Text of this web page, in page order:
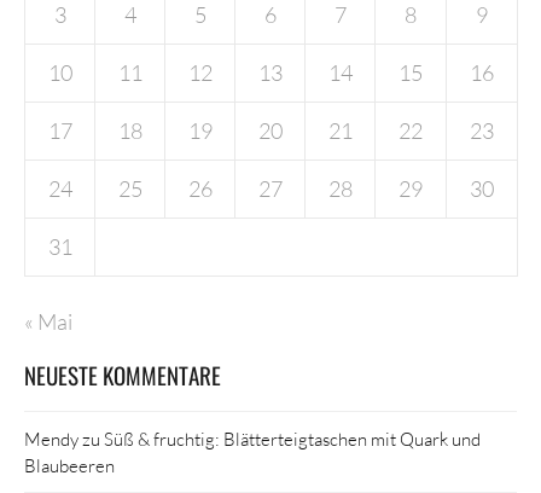
3 4 5 6 7 8 9
10 11 12 13 14 15 16
17 18 19 20 21 22 23
24 25 26 27 28 29 30
31
« Mai
NEUESTE KOMMENTARE
Mendyzu Süß & fruchtig: Blätterteigtaschen mit Quark und
Blaubeeren